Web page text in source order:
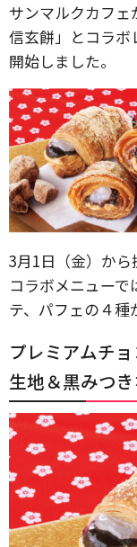
サンマルクカフ
信玄餅」とコラボ
開始しました。
3月1日（金）か
コラボメニュー
テ、パフェの４種
プレミアムチ
生地＆黒みつ